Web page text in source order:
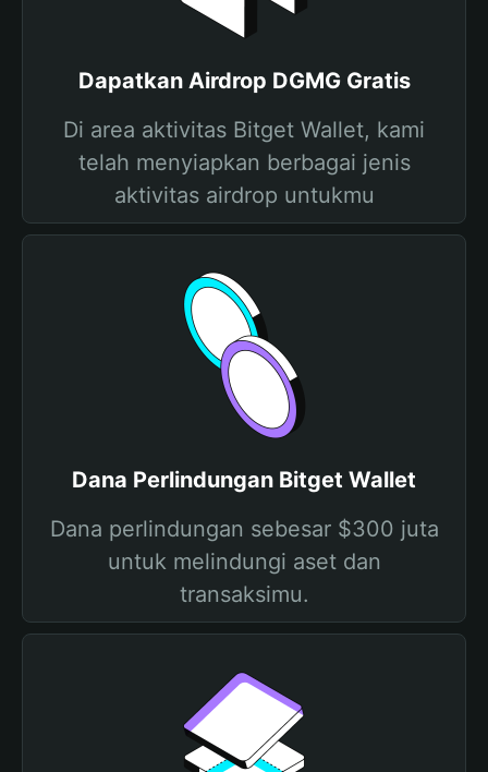
Dapatkan Airdrop DGMG Gratis
Di area aktivitas Bitget Wallet, kami
telah menyiapkan berbagai jenis
aktivitas airdrop untukmu
Dana Perlindungan Bitget Wallet
Dana perlindungan sebesar $300 juta
untuk melindungi aset dan
transaksimu.